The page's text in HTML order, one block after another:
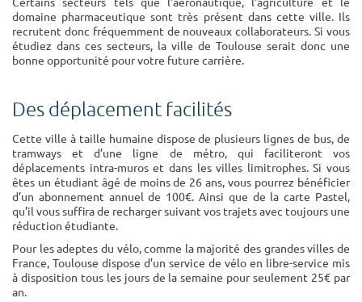
Chercher
domaine pharmaceutique sont très présent dans cette ville. Ils
recrutent donc fréquemment de nouveaux collaborateurs. Si vous
étudiez dans ces secteurs, la ville de Toulouse serait donc une
bonne opportunité pour votre future carrière.
Des déplacement facilités
Cette ville à taille humaine dispose de plusieurs lignes de bus, de
tramways et d’une ligne de métro, qui faciliteront vos
déplacements intra-muros et dans les villes limitrophes. Si vous
êtes un étudiant âgé de moins de 26 ans, vous pourrez bénéficier
d’un abonnement annuel de 100€. Ainsi que de la carte Pastel,
qu’il vous suffira de recharger suivant vos trajets avec toujours une
réduction étudiante.
Pour les adeptes du vélo, comme la majorité des grandes villes de
France, Toulouse dispose d’un service de vélo en libre-service mis
à disposition tous les jours de la semaine pour seulement 25€ par
an.